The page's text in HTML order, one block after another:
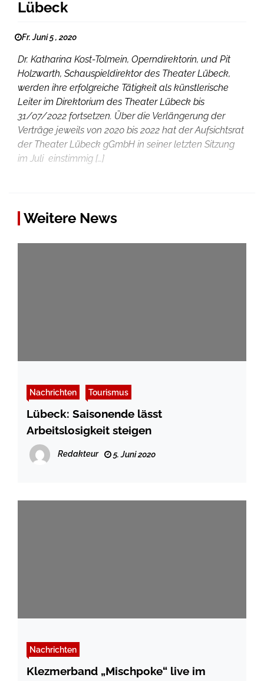
Lübeck
Fr. Juni 5 , 2020
Dr. Katharina Kost-Tolmein, Operndirektorin, und Pit
Holzwarth, Schauspieldirektor des Theater Lübeck,
werden ihre erfolgreiche Tätigkeit als künstlerische
Leiter im Direktorium des Theater Lübeck bis
31/07/2022 fortsetzen. Über die Verlängerung der
Verträge jeweils von 2020 bis 2022 hat der Aufsichtsrat
der Theater Lübeck gGmbH in seiner letzten Sitzung
im Juli einstimmig […]
Weitere News
Nachrichten Tourismus
Lübeck: Saisonende lässt
Arbeitslosigkeit steigen
Redakteur 5. Juni 2020
Nachrichten
Klezmerband „Mischpoke“ live im